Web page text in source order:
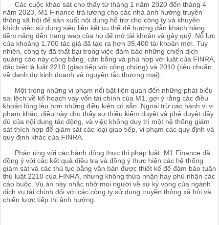
Các cuộc khảo sát cho thấy từ tháng 1 năm 2020 đến tháng 4
năm 2023, M1 Finance trả lương cho các nhà ảnh hưởng truyền
thông xã hội để sản xuất nội dung hỗ trợ cho công ty và khuyến
khích việc sử dụng siêu liên kết cụ thể để hướng dẫn khách hàng
tiềm năng đến trang web của họ để mở tài khoản và gây quỹ. Nỗ lực
của khoảng 1,700 tác giả đã tạo ra hơn 39,400 tài khoản mới. Tuy
nhiên, công ty đã thất bại trong việc đảm bảo những chiến dịch
quảng cáo này công bằng, cân bằng và phù hợp với luật của FINRA,
đặc biệt là luật 2210 (giao tiếp với công chúng) và 2010 (tiêu chuẩn
về danh dự kinh doanh và nguyên tắc thương mại).
Một trong những vi phạm nổi bật liên quan đến những phát biểu
sai lệch về kế hoạch vay vốn tài chính của M1, gợi ý rằng các điều
khoản lỏng lẻo hơn những điều kiện có sẵn. Ngoại trừ các hành vi vi
phạm khác, điều này cho thấy sự thiếu kiểm duyệt và phê duyệt đầy
đủ của nội dung tác động, và việc không duy trì một hệ thống giám
sát thích hợp để giám sát các loại giao tiếp, vi phạm các quy định và
quy định khác của FINRA.
Phản ứng với các hành động thực thi pháp luật, M1 Finance đã
đồng ý với các kết quả điều tra và đồng ý thực hiện các hệ thống
giám sát và các thủ tục bằng văn bản được thiết kế để đảm bảo tuân
thủ luật 2210 của FINRA, nhưng không thừa nhận hay phủ nhận các
cáo buộc. Vụ án này nhắc nhở mọi người về sự kỳ vọng của ngành
dịch vụ tài chính đối với các công ty sử dụng truyền thông xã hội và
chiến lược tiếp thị ảnh hưởng.